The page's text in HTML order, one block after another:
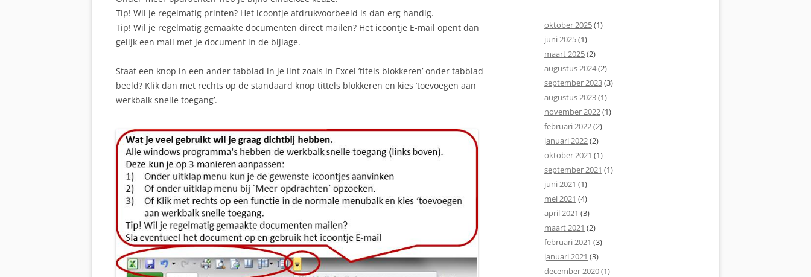
Tip! Wil je regelmatig printen? Het icoontje afdrukvoorbeeld is dan erg handig.
Tip! Wil je regelmatig gemaakte documenten direct mailen? Het icoontje E-mail opent dan
gelijk een mail met je document in de bijlage.
Staat een knop in een ander tabblad in je lint zoals in Excel ’titels blokkeren’ onder tabblad
beeld? Klik dan met rechts op de standaard knop tittels blokkeren en kies ’toevoegen aan
werkbalk snelle toegang’.
oktober 2025(1)
juni 2025(1)
maart 2025(2)
augustus 2024(2)
september 2023(3)
augustus 2023(1)
november 2022(1)
februari 2022(2)
januari 2022(2)
oktober 2021 (1)
september 2021 (1)
juni 2021 (1)
mei 2021 (4)
april 2021 (3)
maart 2021 (2)
februari 2021 (3)
januari 2021 (3)
december 2020(1)